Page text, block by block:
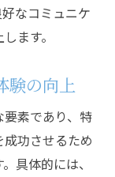
用で企業を
構築
紹介
の活用
なコミュニケ
ます。
験の向上
素であり、特
功させるため
具体的には、